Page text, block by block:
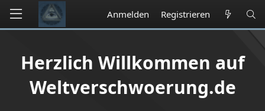
Anmelden Registrieren
Herzlich Willkommen auf
Weltverschwoerung.de